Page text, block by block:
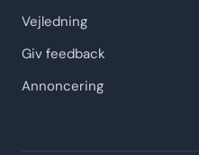
Vejledning
Giv feedback
Annoncering